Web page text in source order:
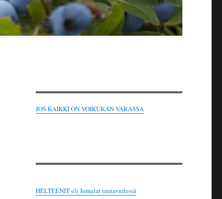
JOS KAIKKI ON VOIKUKAN VARASSA
HELTEENIT eli Jumalat rantavedessä